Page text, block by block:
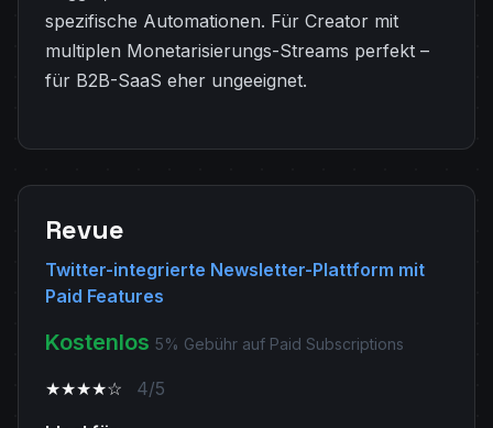
spezifische Automationen. Für Creator mit
multiplen Monetarisierungs-Streams perfekt –
für B2B-SaaS eher ungeeignet.
Revue
Twitter-integrierte Newsletter-Plattform mit
Paid Features
Kostenlos 5% Gebühr auf Paid Subscriptions
★★★★☆
4/5